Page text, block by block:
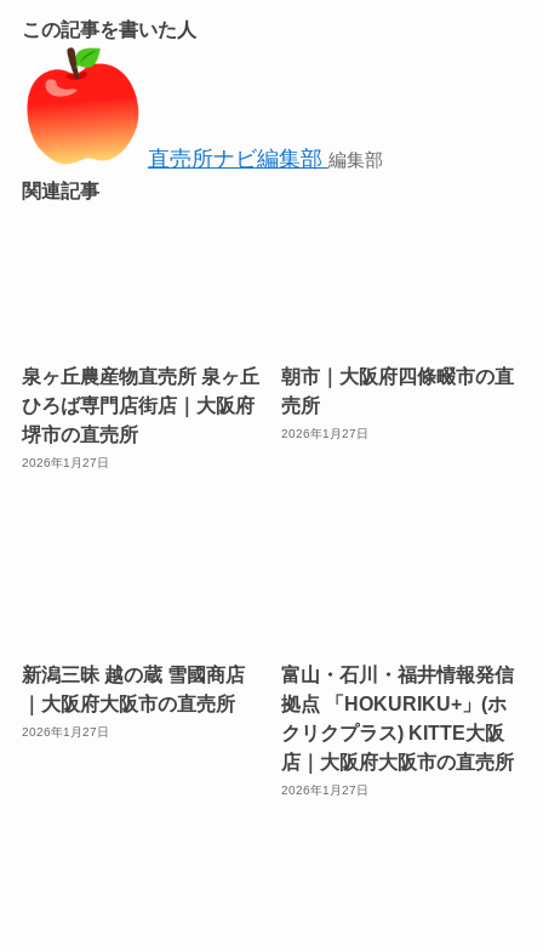
この記事を書いた人
直売所ナビ編集部 編集部
関連記事
泉ヶ丘農産物直売所 泉ヶ丘
ひろば専門店街店｜大阪府
堺市の直売所
2026年1月27日
朝市｜大阪府四條畷市の直
売所
2026年1月27日
新潟三昧 越の蔵 雪國商店
｜大阪府大阪市の直売所
2026年1月27日
富山・石川・福井情報発信
拠点 「HOKURIKU+」(ホ
クリクプラス) KITTE大阪
店｜大阪府大阪市の直売所
2026年1月27日